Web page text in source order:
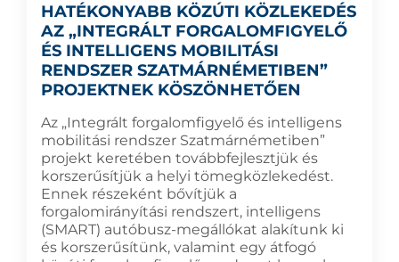
HATÉKONYABB KÖZÚTI KÖZLEKEDÉS
AZ „INTEGRÁLT FORGALOMFIGYELŐ
ÉS INTELLIGENS MOBILITÁSI
RENDSZER SZATMÁRNÉMETIBEN”
PROJEKTNEK KÖSZÖNHETŐEN
Az „Integrált forgalomfigyelő és intelligens
mobilitási rendszer Szatmárnémetiben”
projekt keretében továbbfejlesztjük és
korszerűsítjük a helyi tömegközlekedést.
Ennek részeként bővítjük a
forgalomirányítási rendszert, intelligens
(SMART) autóbusz-megállókat alakítunk ki
és korszerűsítünk, valamint egy átfogó